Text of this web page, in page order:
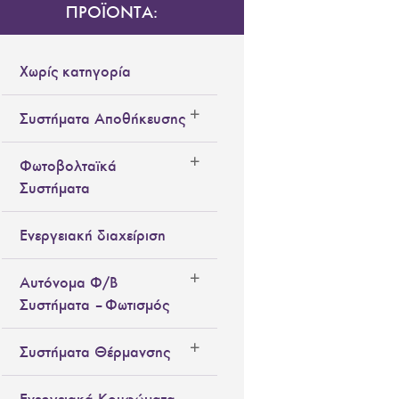
ΠΡΟΪΟΝΤΑ:
Χωρίς κατηγορία
Συστήματα Αποθήκευσης
Φωτοβολταϊκά
Συστήματα
Ενεργειακή διαχείριση
Αυτόνομα Φ/Β
Συστήματα – Φωτισμός
Συστήματα Θέρμανσης